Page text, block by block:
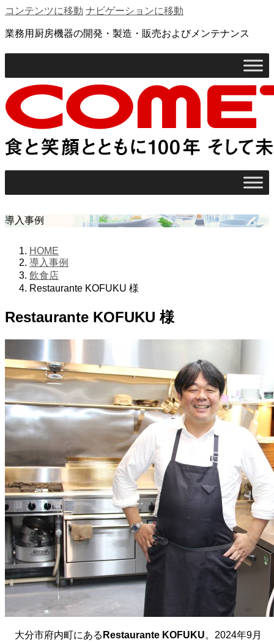
コンテンツに移動 ナビゲーションに移動
業務用厨房機器の開発・製造・販売およびメンテナンス
導入事例
HOME
導入事例
飲食店
Restaurante KOFUKU 様
Restaurante KOFUKU 様
大分市府内町にある Restaurante KOFUKU。2024年9月